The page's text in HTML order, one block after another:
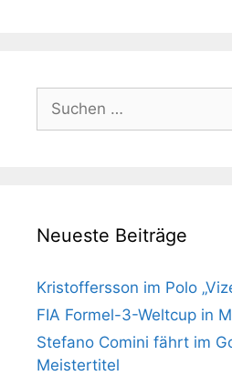
Suchen
nach:
Neueste Beiträge
Kristoffersson im Polo
FIA Formel-3-Weltcup in
Stefano Comini fährt im
Meistertitel